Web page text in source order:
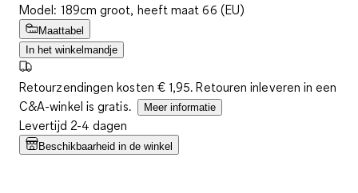
Model: 189cm groot, heeft maat 66 (EU)
Maattabel
In het winkelmandje
Retourzendingen kosten € 1,95. Retouren inleveren in een
C&A-winkel is gratis.
Meer informatie
Levertijd 2-4 dagen
Beschikbaarheid in de winkel